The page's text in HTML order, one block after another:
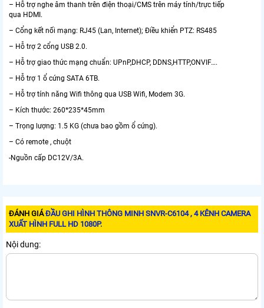
– Hỗ trợ nghe âm thanh trên điện thoại/CMS trên máy tính/trực tiếp
qua HDMI.
– Cổng kết nối mạng: RJ45 (Lan, Internet); Điều khiển PTZ: RS485
– Hỗ trợ 2 cổng USB 2.0.
– Hỗ trợ giao thức mạng chuẩn: UPnP,DHCP, DDNS,HTTP,ONVIF….
– Hỗ trợ 1 ổ cứng SATA 6TB.
– Hỗ trợ tính năng Wifi thông qua USB Wifi, Modem 3G.
– Kích thước: 260*235*45mm
– Trọng lượng: 1.5 KG (chưa bao gồm ổ cứng).
– Có remote , chuột
-Nguồn cấp DC12V/3A.
ĐÁNH GIÁĐẦU GHI HÌNH THÔNG MINH SNVR-C6104 , 4 KÊNH CAMERA
XUẤT HÌNH FULL HD 1080P.
Nội dung: